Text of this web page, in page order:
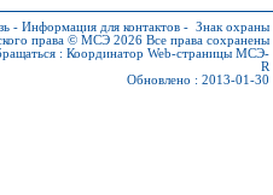
- Информация для контактов - Знак охраны
права © МСЭ 2026 Все права сохранены
: Координатор Web-страницы МСЭ-
R
Обновлено : 2013-01-30